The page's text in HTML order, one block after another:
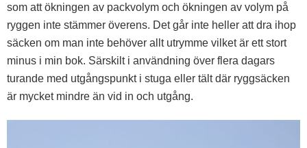
som att ökningen av packvolym och ökningen av volym på
ryggen inte stämmer överens. Det går inte heller att dra ihop
säcken om man inte behöver allt utrymme vilket är ett stort
minus i min bok. Särskilt i användning över flera dagars
turande med utgångspunkt i stuga eller tält där ryggsäcken
är mycket mindre än vid in och utgång.